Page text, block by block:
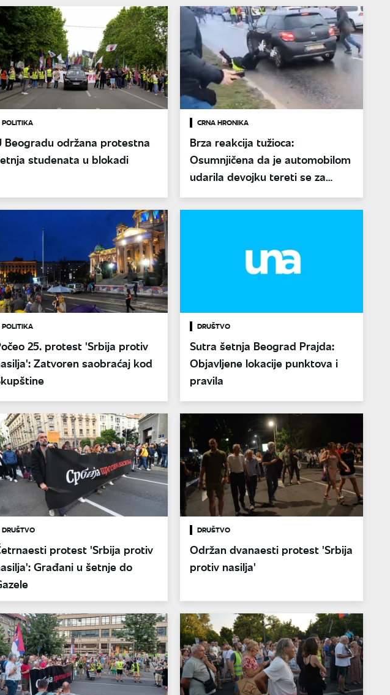
POLITIKA
Beogradu održana protestna
studenata u blokadi
CRNA HRONIKA
Brza reakcija tužioca:
Osumnjičena da je automobilom
udarila devojku tereti se za
pokušaj teškog ubistva
POLITIKA
25. protest 'Srbija protiv
Zatvoren saobraćaj kod
DRUŠTVO
Sutra šetnja Beograd Prajda:
Objavljene lokacije punktova i
pravila
DRUŠTVO
protest 'Srbija protiv
Građani u šetnje do
DRUŠTVO
Održan dvanaesti protest 'Srbija
protiv nasilja'